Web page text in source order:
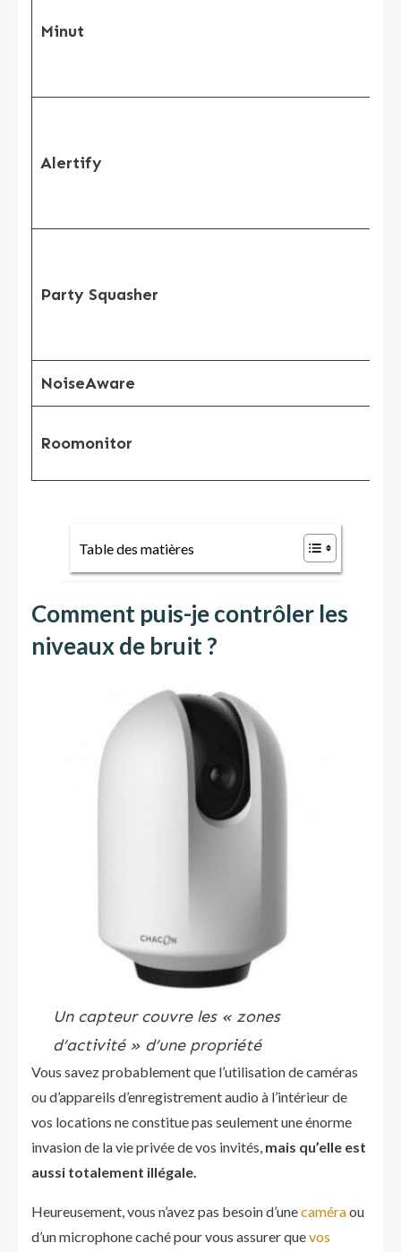
Minut
Alertify
Party Squasher
NoiseAware
Roomonitor
Table des matières
Comment puis-je contrôler les
niveaux de bruit ?
Un capteur couvre les « zones
d’activité » d’une propriété
Vous savez probablement que l’utilisation de caméras
ou d’appareils d’enregistrement audio à l’intérieur de
vos locations ne constitue pas seulement une énorme
invasion de la vie privée de vos invités, mais qu’elle est
aussi totalement illégale.
Heureusement, vous n’avez pas besoin d’unecaméraou
d’un microphone caché pour vous assurer quevos